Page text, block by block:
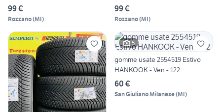
99 €
Rozzano(MI)
99 €
Rozzano(MI)
5
gomme usate 2554519 Estivo
HANKOOK - Ven - 122
60 €
San Giuliano Milanese(MI)